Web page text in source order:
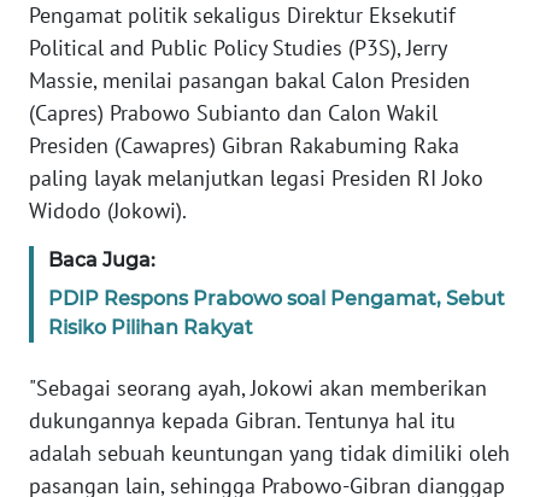
Pengamat politik sekaligus Direktur Eksekutif
Political and Public Policy Studies (P3S), Jerry
Massie, menilai pasangan bakal Calon Presiden
(Capres) Prabowo Subianto dan Calon Wakil
Presiden (Cawapres) Gibran Rakabuming Raka
paling layak melanjutkan legasi Presiden RI Joko
Widodo (Jokowi).
Baca Juga:
PDIP Respons Prabowo soal Pengamat, Sebut
Risiko Pilihan Rakyat
"Sebagai seorang ayah, Jokowi akan memberikan
dukungannya kepada Gibran. Tentunya hal itu
adalah sebuah keuntungan yang tidak dimiliki oleh
pasangan lain, sehingga Prabowo-Gibran dianggap
KONTAK
KAMI
INFO
IKLAN
KAMI
PEDOMAN
SIBER
REDAKSI